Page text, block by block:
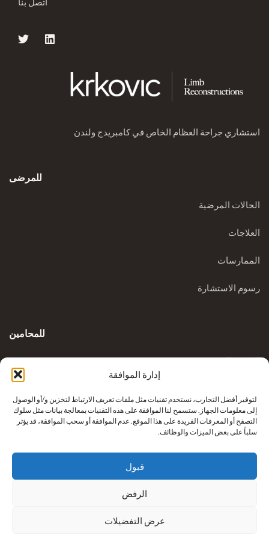
إدارة الموافقة
لتوفير أفضل التجارب، نستخدم تقنيات مثل ملفات تعريف الارتباط لتخزين و/أو الوصول
إلى معلومات الجهاز. ستسمح لنا الموافقة على هذه التقنيات بمعالجة بيانات مثل سلوك
التصفح أو المعرفات الفريدة على هذا الموقع. عدم الموافقة أو سحب الموافقة، قد يؤثر
سلباً على بعض الميزات والوظائف.
قبول
الرفض
عرض التفضيلات
استشاري جراحة العظام الخاص في كامبريدج ولندن
للمرضى
الحالات المرضية
العلاجات
الممارسات
رسوم الاستشارة
للمحامين
المدونة السريرية
إعادة بناء أطراف كريكوفيتش من شركة
. جميع الحقوق محفوظة.